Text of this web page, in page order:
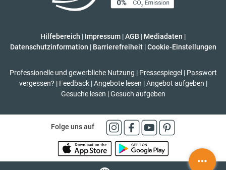
Hilfebereich | Impressum |AGB | Mediadaten |
Datenschutzinformation | Barrierefreiheit | Cookie-Einstellungen
Professionelle und gewerbliche Nutzung | Pressespiegel | Passwort
vergessen? | Feedback | Angebote lesen | Angebot aufgeben |
Gesuche lesen | Gesuch aufgeben
Folge uns auf